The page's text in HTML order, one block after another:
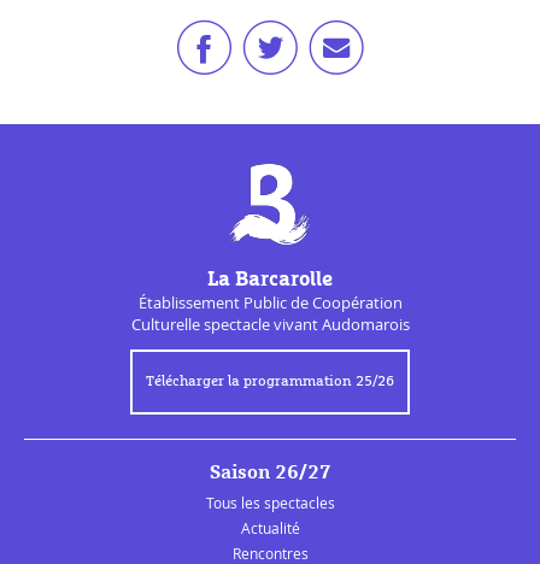
La Barcarolle
Établissement Public deCoopération
Culturellespectacle vivant Audomarois
Télécharger la programmation 25/26
Saison 26/27
Tous les spectacles
Actualité
Rencontres